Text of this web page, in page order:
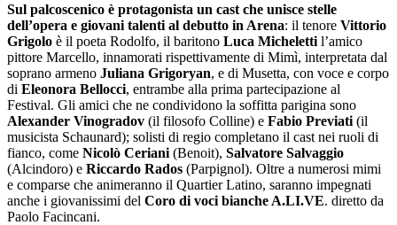
Sul palcoscenico è protagonista un cast che unisce stelle
dell’opera e giovani talenti al debutto in Arena: il tenore Vittorio
Grigolo è il poeta Rodolfo, il baritono Luca Micheletti l’amico
pittore Marcello, innamorati rispettivamente di Mimì, interpretata dal
soprano armeno Juliana Grigoryan, e di Musetta, con voce e corpo
di Eleonora Bellocci, entrambe alla prima partecipazione al
Festival. Gli amici che ne condividono la soffitta parigina sono
Alexander Vinogradov (il filosofo Colline) e Fabio Previati (il
musicista Schaunard); solisti di regio completano il cast nei ruoli di
fianco, come Nicolò Ceriani (Benoit), Salvatore Salvaggio
(Alcindoro) e Riccardo Rados (Parpignol). Oltre a numerosi mimi
e comparse che animeranno il Quartier Latino, saranno impegnati
anche i giovanissimi del Coro di voci bianche A.LI.VE. diretto da
Paolo Facincani.